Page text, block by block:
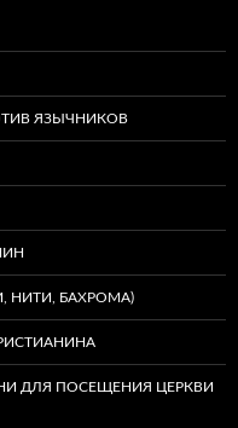
ЯЗЫЧНИКОВ
НИТИ, БАХРОМА)
ДЛЯ ПОСЕЩЕНИЯ ЦЕРКВИ